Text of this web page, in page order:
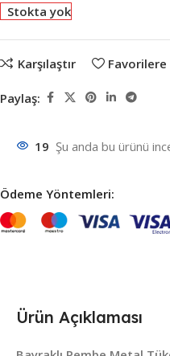
Stokta yok
Karşılaştır Favorilere
Paylaş:
19 Şu anda bu ürünü
Ödeme Yöntemleri:
Ürün Açıklaması